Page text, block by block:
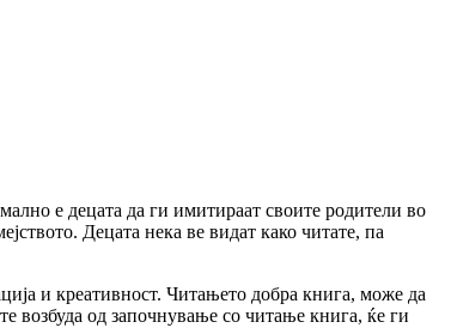
е децата да ги имитираат своите родители во
Децата нека ве видат како читате, па
и креативност. Читањето добра книга, може да
возбуда од започнување со читање книга, ќе ги